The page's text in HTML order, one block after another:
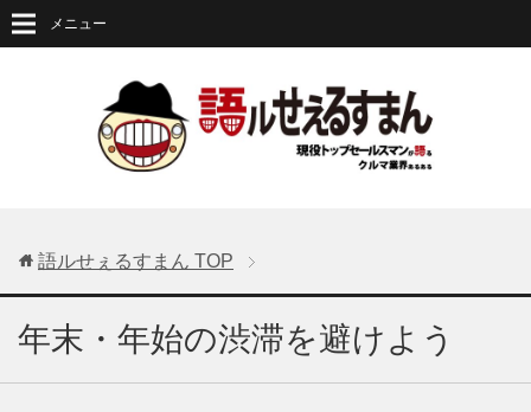
メニュー
語ルせぇるすまん TOP
年末・年始の渋滞を避けよう